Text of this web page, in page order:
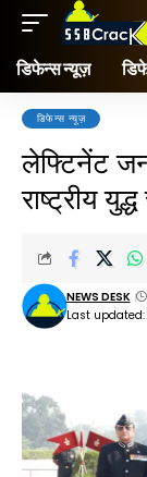
डिफेन्स न्यूज़
डिफेन्स न्यूज़
लेफ्टिनेंट
राष्ट्रीय
Last updated:
NEWS DESK